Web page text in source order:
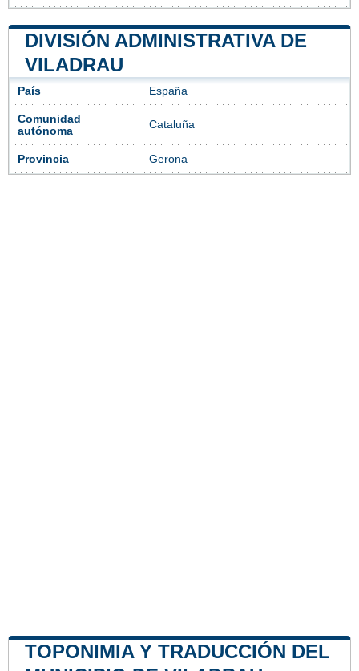
DIVISIÓN ADMINISTRATIVA DE
VILADRAU
País España
Comunidad
autónoma
Cataluña
Provincia Gerona
TOPONIMIA Y TRADUCCIÓN DEL